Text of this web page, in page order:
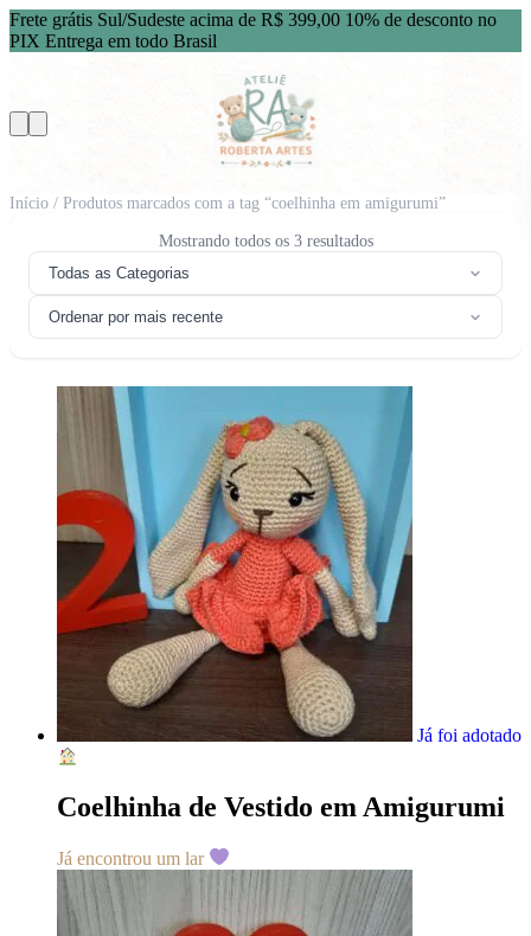
Frete grátis Sul/Sudeste acima de R$ 399,00 10% de desconto no
PIX Entrega em todo Brasil
Início / Produtos marcados com a tag “coelhinha em amigurumi”
Mostrando todos os 3 resultadosClassificado
recente
Todas as Categorias
Ordenar por mais recente
Já foi adotado
Coelhinha de Vestido em Amigurumi
Já encontrou um lar